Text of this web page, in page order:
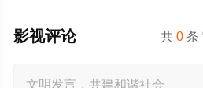
共0 条
影视评论